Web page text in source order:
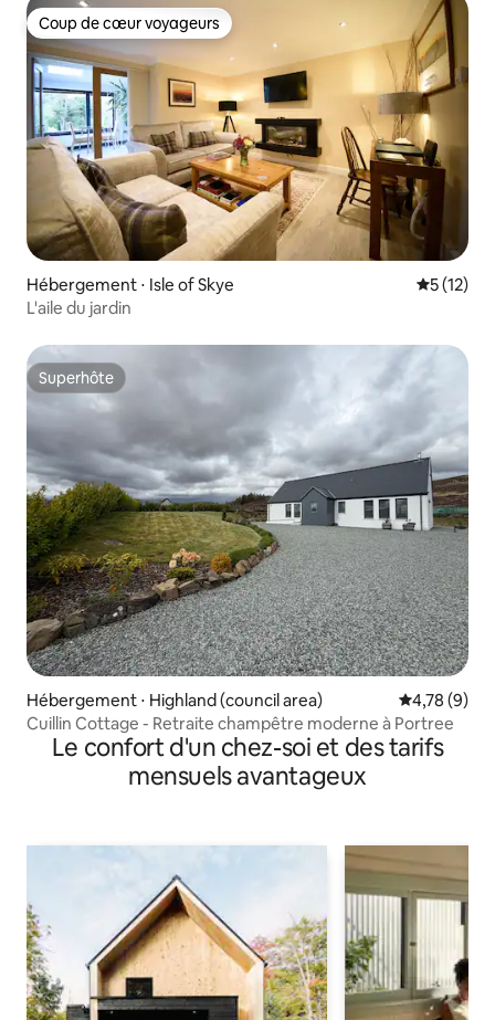
Coup de cœur voyageurs
Coup de cœur voyageurs
Hébergement ⋅ Isle of Skye
5 (12)
L'aile du jardin
Superhôte
Superhôte
Hébergement ⋅ Highland (council area) Évaluation
4,78 (9)
Cuillin Cottage - Retraite champêtre moderne à Portree
Le confort d'un chez-soi et des tarifs
mensuels avantageux